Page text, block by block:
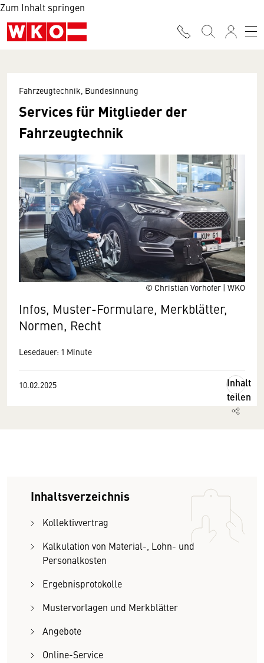
Zum Inhalt springen
© Christian Vorhofer | WKO
Fahrzeugtechnik, Bundesinnung
Services für Mitglieder der
Fahrzeugtechnik
Infos, Muster-Formulare, Merkblätter,
Normen, Recht
Lesedauer: 1 Minute
10.02.2025
Inhalt
teilen
Inhaltsverzeichnis
Kollektivvertrag
Kalkulation von Material-, Lohn- und
Personalkosten
Ergebnisprotokolle
Mustervorlagen und Merkblätter
Angebote
Online-Service